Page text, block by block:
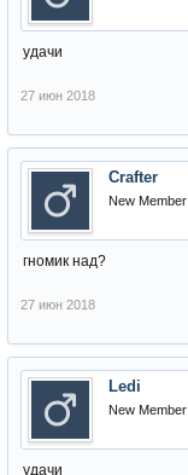
удачи
27 июн 2018
Crafter
New Member
гномик над?
27 июн 2018
Ledi
New Member
удачи